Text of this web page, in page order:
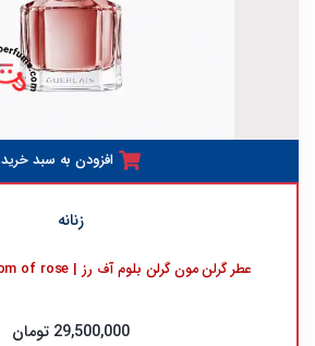
افزودن به سبد خرید
زنانه
عطر گرلن مون گرلن بلوم آف رز | mon guerlain bloom of rose
29,500,000 تومان